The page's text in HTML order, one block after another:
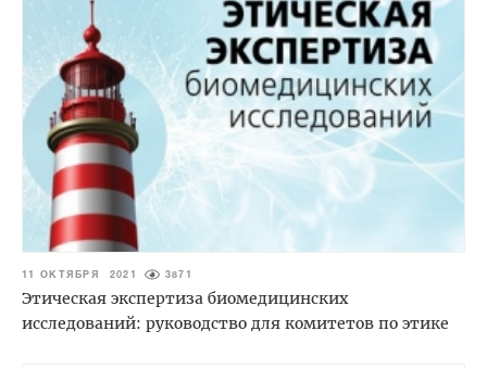
11 ОКТЯБРЯ 2021 3871
Этическая экспертиза биомедицинских
исследований: руководство для комитетов по этике